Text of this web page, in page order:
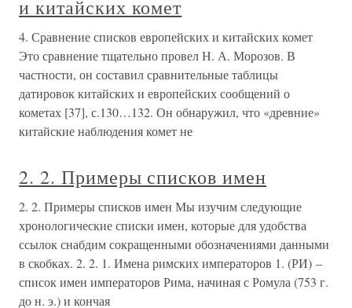
и китайских комет
4. Сравнение списков европейских и китайских комет
Это сравнение тщательно провел Н. А. Морозов. В
частности, он составил сравнительные таблицы
датировок китайских и европейских сообщений о
кометах [37], с.130…132. Он обнаружил, что «древние»
китайские наблюдения комет не
2. 2. Примеры списков имен
2. 2. Примеры списков имен Мы изучим следующие
хронологические списки имен, которые для удобства
ссылок снабдим сокращенными обозначениями данными
в скобках. 2. 2. 1. Имена римских императоров 1. (РИ) –
список имен императоров Рима, начиная с Ромула (753 г.
до н. э.) и кончая